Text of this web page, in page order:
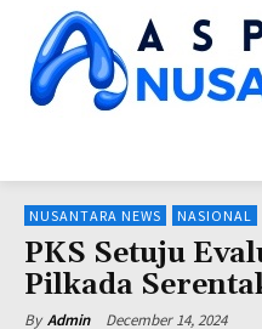
NUSANTARA NEWS NASIONAL
PKS Setuju
Pilkada
By Admin December 14, 2024